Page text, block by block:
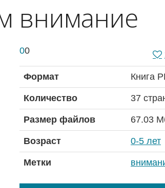
внимание
00
Формат Книга
Количество 37
Размер файлов 67.03
Возраст 0-5 лет
Метки